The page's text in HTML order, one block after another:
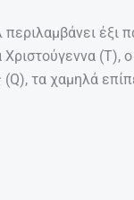
έξι
(T),
τα χαμηλά